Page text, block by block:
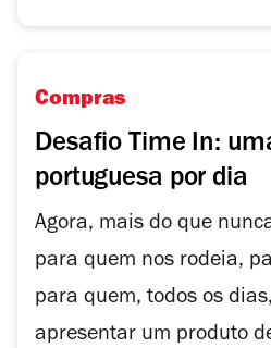
Compras
Desafio Time In:
portuguesa por dia
Agora, mais do que
para quem nos rodeia,
para quem, todos os
apresentar um produto